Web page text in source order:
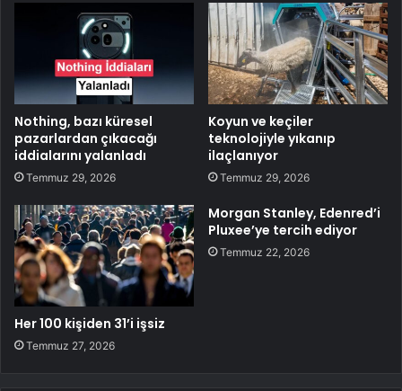
Nothing, bazı küresel
pazarlardan çıkacağı
iddialarını yalanladı
Temmuz 29, 2026
Koyun ve keçiler
teknolojiyle yıkanıp
ilaçlanıyor
Temmuz 29, 2026
Her 100 kişiden 31’i işsiz
Temmuz 27, 2026
Morgan Stanley, Edenred’i
Pluxee’ye tercih ediyor
Temmuz 22, 2026